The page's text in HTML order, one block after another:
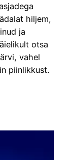
hiljem,
ja
otsa
vahel
piinlikkust.